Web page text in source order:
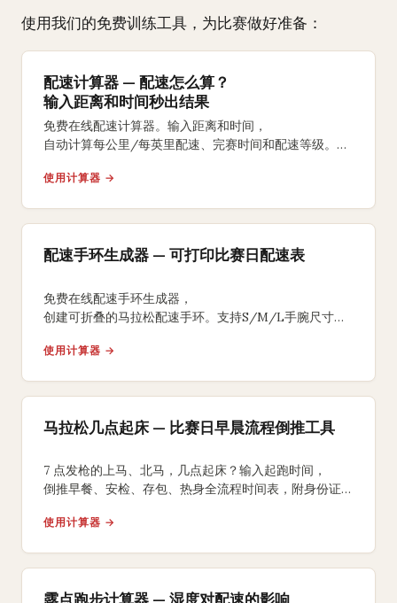
使用我们的免费训练工具，为比赛做好准备：
配速计算器 — 配速怎么算？
输入距离和时间秒出结果
免费在线配速计算器。输入距离和时间，
自动计算每公里/每英里配速、完赛时间和配速等级。
使用计算器 →
配速手环生成器 — 可打印比赛日配速表
免费在线配速手环生成器，
创建可折叠的马拉松配速手环。支持S/M/L手腕尺寸、
A4打印裁剪折叠即可佩戴比赛。
使用计算器 →
马拉松几点起床 — 比赛日早晨流程倒推工具
7 点发枪的上马、北马，几点起床？输入起跑时间，
倒推早餐、安检、存包、热身全流程时间表，附身份证、
使用计算器 →
露点跑步计算器 — 湿度对配速的影响